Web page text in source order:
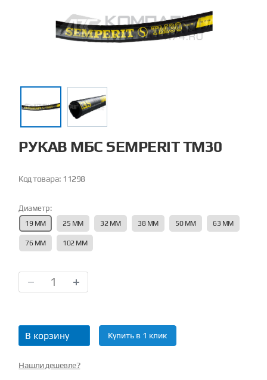
РУКАВ МБС SEMPERIT TM30
Код товара: 11298
Диаметр:
19 ММ 25 ММ 32 ММ 38 ММ 50 ММ 63 ММ
76 ММ 102 ММ
В корзину Купить в 1 клик
Нашли дешевле?